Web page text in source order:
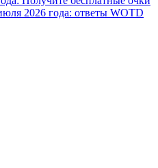
2026 года: ответы WOTD